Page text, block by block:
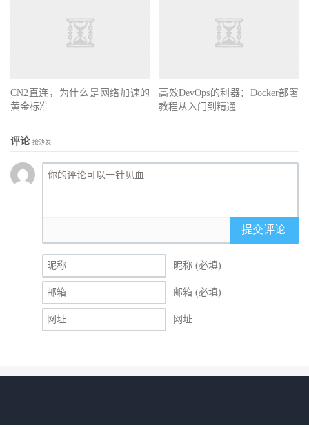
CN2直连，为什么是网络加速的
黄金标准
高效DevOps的利器：Docker部署
教程从入门到精通
评论 抢沙发
提交评论
昵称 (必填)
邮箱 (必填)
网址